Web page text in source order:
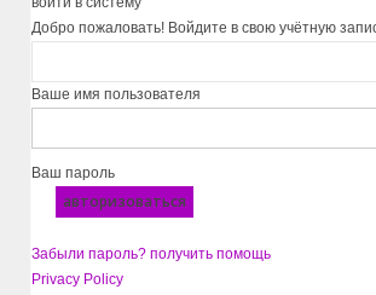
Добро пожаловать! Войдите в свою учётную
Ваше имя пользователя
Ваш пароль
Забыли пароль? получить помощь
Privacy Policy